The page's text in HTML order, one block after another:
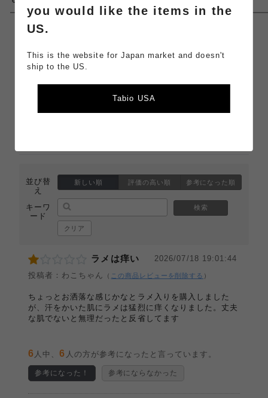
0件
並び替
え
新しい順 評価の高い順 参考になった順
キーワ
ード
検索
クリア
ラメは痒い
2026/07/18 19:01:44
投稿者：わこちゃん
（ この商品レビューを削除する ）
ちょっとお洒落な感じかなとラメ入りを購入しました
が、汗をかいた肌にラメは猛烈に痒くなりました。丈夫
な肌でないと無理だったと反省してます
6 人中、6 人の方が参考になったと言っています。
参考になった！ 参考にならなかった
you would like the items in the
US.
This is the website for Japan market and doesn't
ship to the US.
Tabio USA